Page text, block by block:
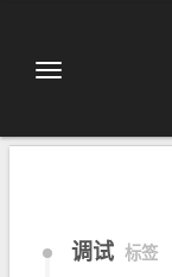
调试 标签